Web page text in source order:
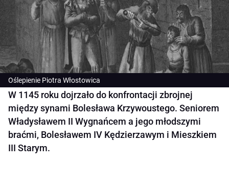
Oślepienie Piotra Włostowica
W 1145 roku dojrzało do konfrontacji zbrojnej
między synami Bolesława Krzywoustego. Seniorem
Władysławem II Wygnańcem a jego młodszymi
braćmi, Bolesławem IV Kędzierzawym i Mieszkiem
III Starym.